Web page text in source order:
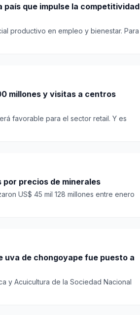
país que impulse la competitividad
productivo en empleo y bienestar. Para
millones y visitas a centros
favorable para el sector retail. Y es
precios de minerales
US$ 45 mil 128 millones entre enero
uva de chongoyape fue puesto a
y Acuicultura de la Sociedad Nacional